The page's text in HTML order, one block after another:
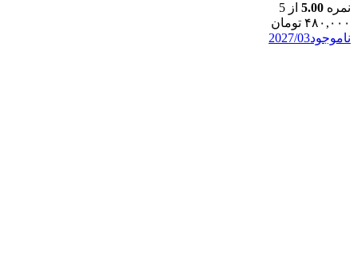
نمره 5.00 از 5
۴۸۰,۰۰۰ تومان
ناموجود2027/03